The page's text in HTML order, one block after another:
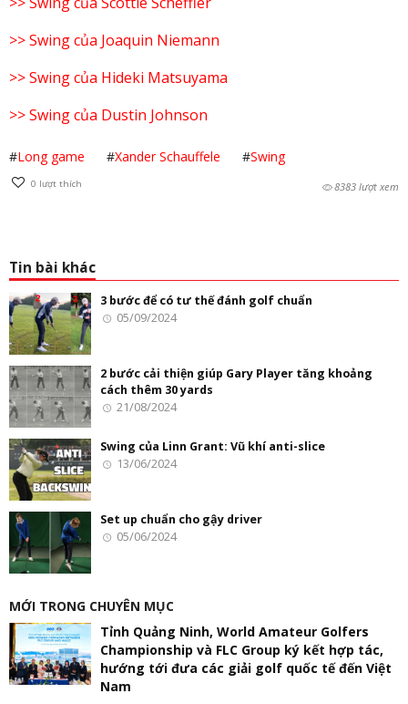
>> Swing của Joaquin Niemann
>> Swing của Hideki Matsuyama
>> Swing của Dustin Johnson
#Long game #Xander Schauffele #Swing
0 lượt thích 8383 lượt xem
Tin bài khác
3 bước để có tư thế đánh golf chuẩn
05/09/2024
2 bước cải thiện giúp Gary Player tăng khoảng
cách thêm 30 yards
21/08/2024
Swing của Linn Grant: Vũ khí anti-slice
13/06/2024
Set up chuẩn cho gậy driver
05/06/2024
MỚI TRONG CHUYÊN MỤC
Tỉnh Quảng Ninh, World Amateur Golfers
Championship và FLC Group ký kết hợp tác,
hướng tới đưa các giải golf quốc tế đến Việt
Nam